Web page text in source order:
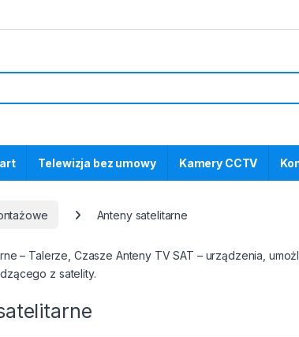
Telewizja bez umowy Kamery CCTV
Anteny satelitarne
– Talerze, Czasze Anteny TV SAT – urządzenia,
z satelity.